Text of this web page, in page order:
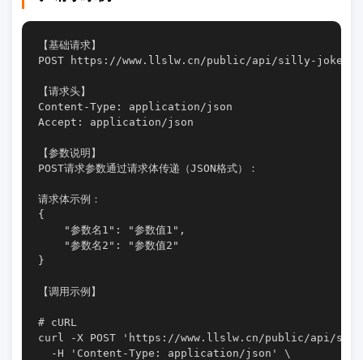
【基础请求】
POST https://www.llslw.cn/public/api/silly-
【请求头】
Content-Type: application/json
Accept: application/json
【参数说明】
POST请求参数通过请求体传递（JSON格式）：
请求体示例：
{
    "参数名1": "参数值1",
    "参数名2": "参数值2"
}
【调用示例】
# cURL
curl -X POST 'https://www.llslw.cn/public/api/
  -H 'Content-Type: application/json' \